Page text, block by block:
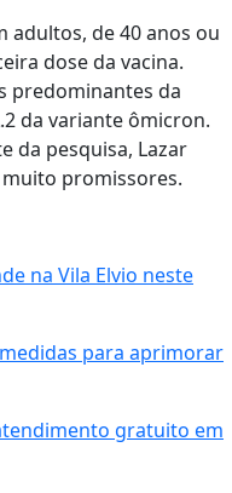
adultos, de 40 anos ou
dose da vacina.
predominantes da
da variante ômicron.
da pesquisa, Lazar
promissores.
na Vila Elvio neste
para aprimorar
gratuito em